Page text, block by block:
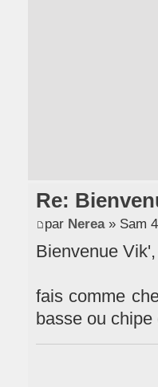
Re:
par Nerea» Sam
Bienvenue Vik',
fais comme
basse ou